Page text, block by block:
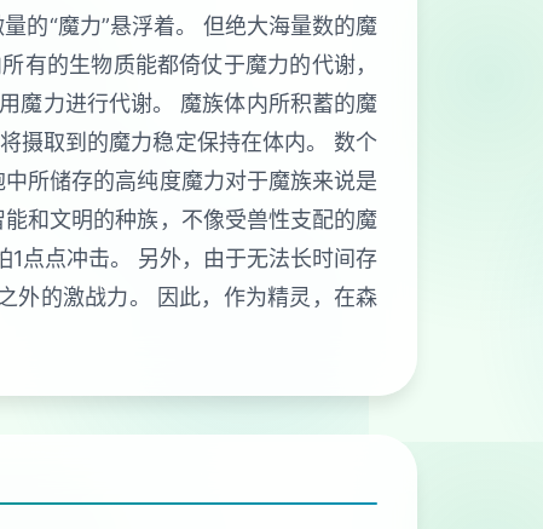
的“魔力”悬浮着。 但绝大海量数的魔
有的生物质能都倚仗于魔力的代谢，
魔力进行代谢。 魔族体内所积蓄的魔
摄取到的魔力稳定保持在体内。 数个
所储存的高纯度魔力对于魔族来说是
和文明的种族，不像受兽性支配的魔
点点冲击。 另外，由于无法长时间存
外的激战力。 因此，作为精灵，在森